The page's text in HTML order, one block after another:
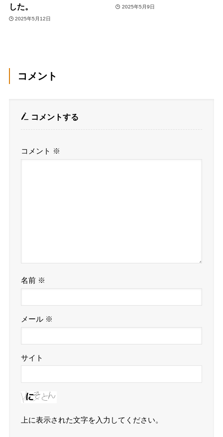
した。
2025年5月12日
2025年5月9日
コメント
コメントする
コメント ※
名前 ※
メール ※
サイト
上に表示された文字を入力してください。